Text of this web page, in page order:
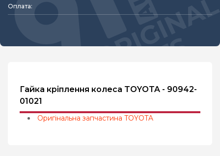
Оплата:
Гайка кріплення колеса TOYOTA - 90942-
01021
Оригінальна запчастина TOYOTA